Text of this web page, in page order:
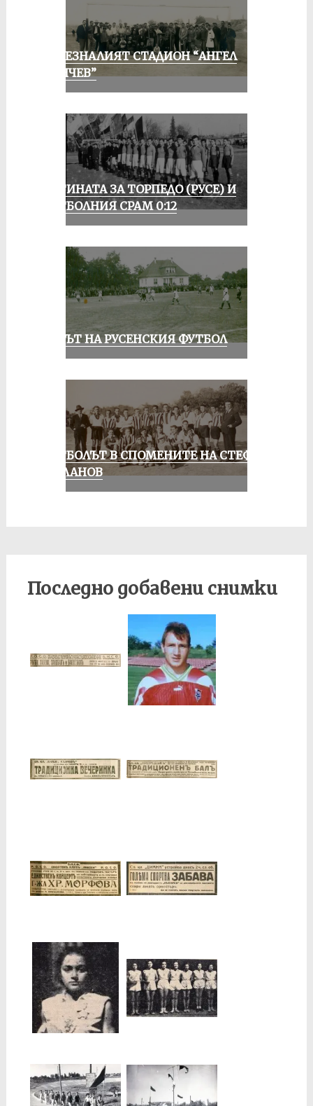
ИЗЧЕЗНАЛИЯТ СТАДИОН “АНГЕЛ
КЪНЧЕВ”
ИСТИНАТА ЗА ТОРПЕДО (РУСЕ) И
ФУТБОЛНИЯ СРАМ 0:12
ВЕКЪТ НА РУСЕНСКИЯ ФУТБОЛ
ФУТБОЛЪТ В СПОМЕНИТЕ НА СТЕФАН
МИЛАНОВ
Последно добавени снимки